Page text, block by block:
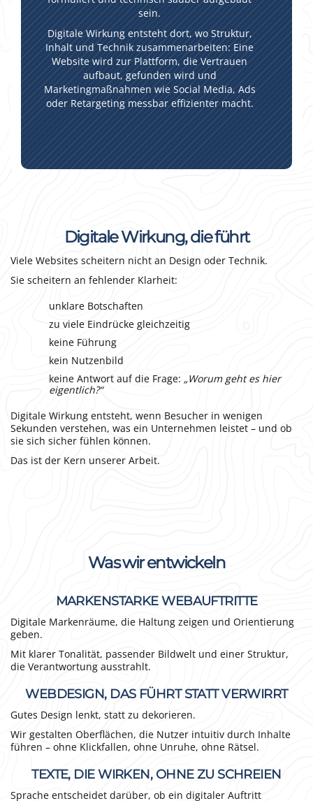
sein.
Digitale Wirkung entsteht dort, wo Struktur,
Inhalt und Technik zusammenarbeiten: Eine
Website wird zur Plattform, die Vertrauen
aufbaut, gefunden wird und
Marketingmaßnahmen wie Social Media, Ads
oder Retargeting messbar effizienter macht.
Digitale Wirkung, die führt
Viele Websites scheitern nicht an Design oder Technik.
Sie scheitern an fehlender Klarheit:
unklare Botschaften
zu viele Eindrücke gleichzeitig
keine Führung
kein Nutzenbild
keine Antwort auf die Frage: „Worum geht es hier
eigentlich?“
Digitale Wirkung entsteht, wenn Besucher in wenigen
Sekunden verstehen, was ein Unternehmen leistet – und ob
sie sich sicher fühlen können.
Das ist der Kern unserer Arbeit.
Was wir entwickeln
MARKENSTARKE WEBAUFTRITTE
Digitale Markenräume, die Haltung zeigen und Orientierung
geben.
Mit klarer Tonalität, passender Bildwelt und einer Struktur,
die Verantwortung ausstrahlt.
WEBDESIGN, DAS FÜHRT STATT VERWIRRT
Gutes Design lenkt, statt zu dekorieren.
Wir gestalten Oberflächen, die Nutzer intuitiv durch Inhalte
führen – ohne Klickfallen, ohne Unruhe, ohne Rätsel.
TEXTE, DIE WIRKEN, OHNE ZU SCHREIEN
Sprache entscheidet darüber, ob ein digitaler Auftritt